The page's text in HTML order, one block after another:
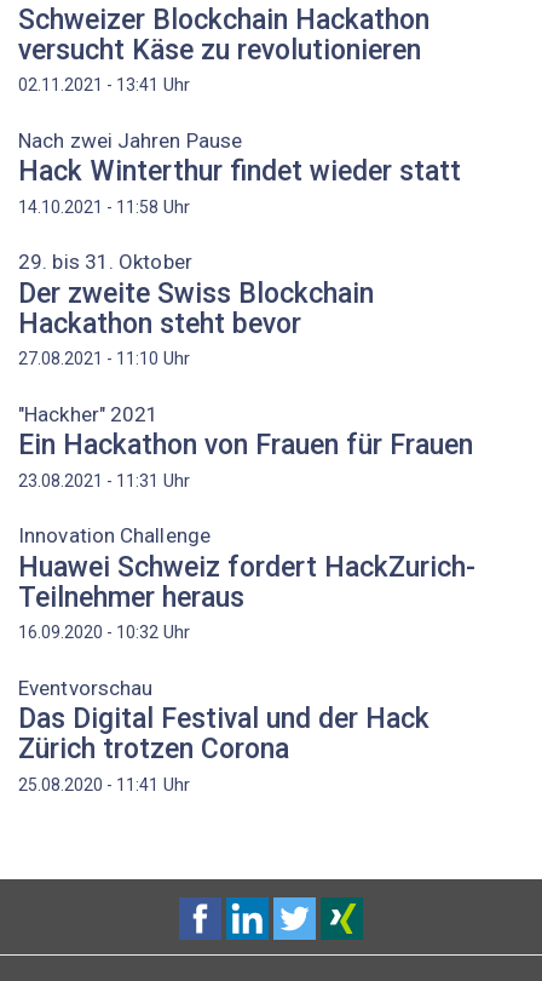
Schweizer Blockchain Hackathon
versucht Käse zu revolutionieren
02.11.2021 - 13:41 Uhr
Nach zwei Jahren Pause
Hack Winterthur findet wieder statt
14.10.2021 - 11:58 Uhr
29. bis 31. Oktober
Der zweite Swiss Blockchain
Hackathon steht bevor
27.08.2021 - 11:10 Uhr
"Hackher" 2021
Ein Hackathon von Frauen für Frauen
23.08.2021 - 11:31 Uhr
Innovation Challenge
Huawei Schweiz fordert HackZurich-
Teilnehmer heraus
16.09.2020 - 10:32 Uhr
Eventvorschau
Das Digital Festival und der Hack
Zürich trotzen Corona
25.08.2020 - 11:41 Uhr